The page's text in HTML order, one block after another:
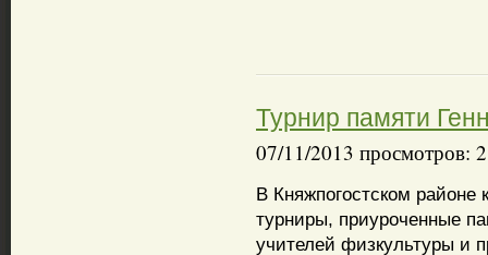
Турнир памяти
07/11/2013 просмотров:
В Княжпогостском районе
турниры, приуроченные
учителей физкультуры и